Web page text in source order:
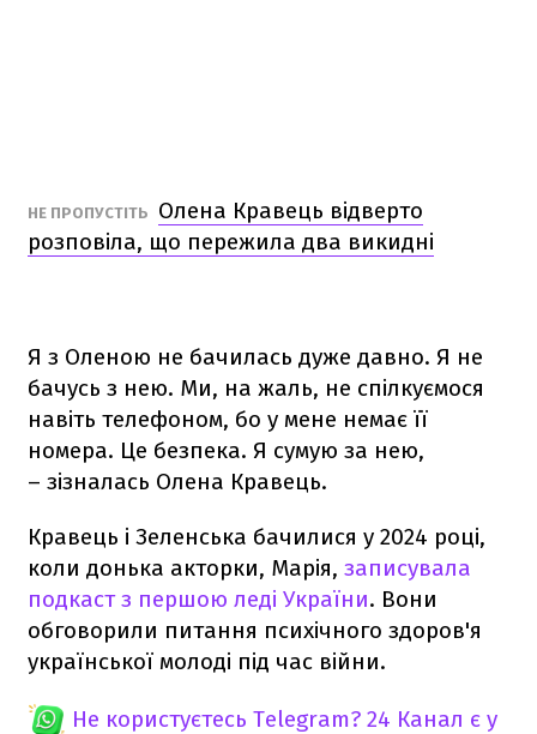
НЕ ПРОПУСТІТЬ
Олена Кравець відверто
розповіла, що пережила два викидні
Я з Оленою не бачилась дуже давно. Я не
бачусь з нею. Ми, на жаль, не спілкуємося
навіть телефоном, бо у мене немає її
номера. Це безпека. Я сумую за нею,
– зізналась Олена Кравець.
Кравець і Зеленська бачилися у 2024 році,
коли донька акторки, Марія, записувала
подкаст з першою леді України. Вони
обговорили питання психічного здоров'я
української молоді під час війни.
Не користуєтесь Telegram? 24 Канал є у